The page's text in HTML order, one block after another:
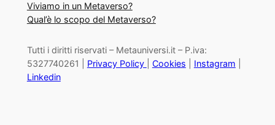
Viviamo in un Metaverso?
Qual’è lo scopo del Metaverso?
Tutti i diritti riservati – Metauniversi.it – P.iva:
5327740261 | Privacy Policy Cookies Instagram
Linkedin